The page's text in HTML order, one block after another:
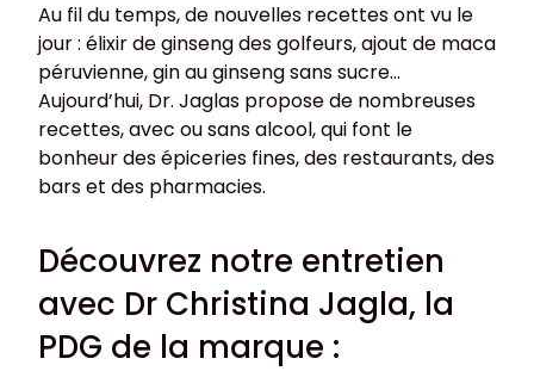
Au fil du temps, de nouvelles recettes ont vu le
jour : élixir de ginseng des golfeurs, ajout de maca
péruvienne, gin au ginseng sans sucre…
Aujourd’hui, Dr. Jaglas propose de nombreuses
recettes, avec ou sans alcool, qui font le
bonheur des épiceries fines, des restaurants, des
bars et des pharmacies.
Découvrez notre entretien
avec Dr Christina Jagla, la
PDG de la marque :